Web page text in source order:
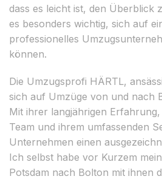
dass es leicht ist, den Überblick
es besonders wichtig, sich auf
professionelles
können.
Die Umzugsprofi HÄRTL,
sich auf Umzüge von und nach
Mit ihrer langjährigen
Team und ihrem umfassenden
Unternehmen einen
Ich selbst habe vor Kurzem
Potsdam nach Bolton mit ihnen